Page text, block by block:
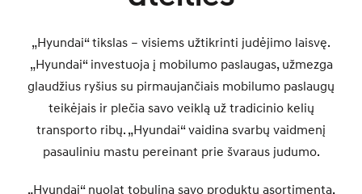
„Hyundai“ tikslas – visiems užtikrinti judėjimo laisvę.
„Hyundai“ investuoja į mobilumo paslaugas, užmezga
glaudžius ryšius su pirmaujančiais mobilumo paslaugų
teikėjais ir plečia savo veiklą už tradicinio kelių
transporto ribų. „Hyundai“ vaidina svarbų vaidmenį
pasauliniu mastu pereinant prie švaraus judumo.
„Hyundai“ nuolat tobulina savo produktų asortimentą,